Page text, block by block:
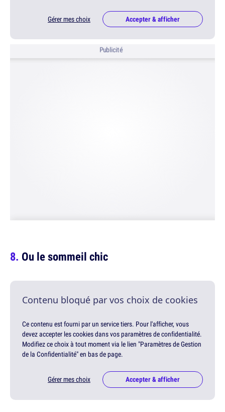
Gérer mes choix Accepter & afficher
Publicité
Ou le sommeil chic
Contenu bloqué par vos choix de cookies
Ce contenu est fourni par un service tiers. Pour l'afficher, vous
devez accepter les cookies dans vos paramètres de confidentialité.
Modifiez ce choix à tout moment via le lien "Paramètres de Gestion
de la Confidentialité" en bas de page.
Gérer mes choix Accepter & afficher